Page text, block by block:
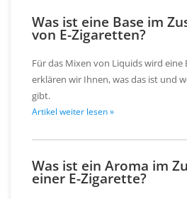
Was ist eine Base im
von E-Zigaretten?
Für das Mixen von Liquids wird eine
erklären wir Ihnen, was das ist und
gibt.
Artikel weiter lesen »
Was ist ein Aroma im
einer E-Zigarette?